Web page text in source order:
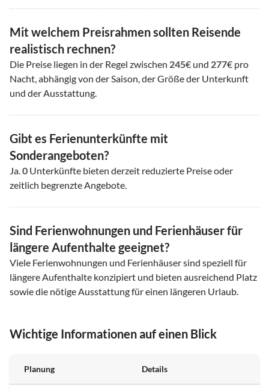
Mit welchem Preisrahmen sollten Reisende
realistisch rechnen?
Die Preise liegen in der Regel zwischen 245€ und 277€ pro
Nacht, abhängig von der Saison, der Größe der Unterkunft
und der Ausstattung.
Gibt es Ferienunterkünfte mit
Sonderangeboten?
Ja.0 Unterkünfte bieten derzeit reduzierte Preise oder
zeitlich begrenzte Angebote.
Sind Ferienwohnungen und Ferienhäuser für
längere Aufenthalte geeignet?
Viele Ferienwohnungen und Ferienhäuser sind speziell für
längere Aufenthalte konzipiert und bieten ausreichend Platz
sowie die nötige Ausstattung für einen längeren Urlaub.
Wichtige Informationen auf einen Blick
Planung Details